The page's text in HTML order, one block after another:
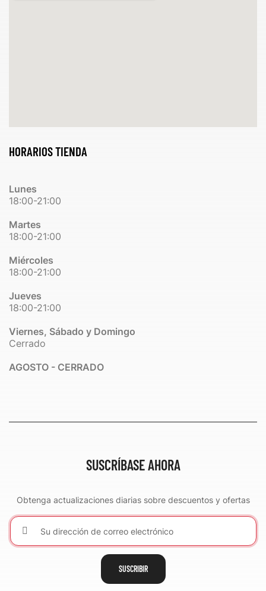
HORARIOS TIENDA
Lunes
18:00-21:00
Martes
18:00-21:00
Miércoles
18:00-21:00
Jueves
18:00-21:00
Viernes, Sábado y Domingo
Cerrado
AGOSTO - CERRADO
SUSCRÍBASE AHORA
Obtenga actualizaciones diarias sobre descuentos y ofertas
SUSCRIBIR